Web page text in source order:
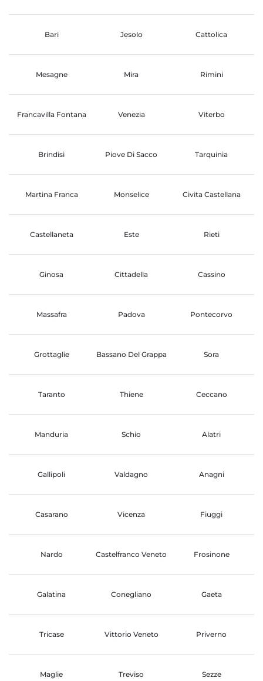
Bari Jesolo Cattolica
Mesagne Mira Rimini
Francavilla Fontana Venezia Viterbo
Brindisi Piove Di Sacco Tarquinia
Martina Franca Monselice Civita Castellana
Castellaneta Este Rieti
Ginosa Cittadella Cassino
Massafra Padova Pontecorvo
Grottaglie Bassano Del Grappa Sora
Taranto Thiene Ceccano
Manduria Schio Alatri
Gallipoli Valdagno Anagni
Casarano Vicenza Fiuggi
Nardo Castelfranco Veneto Frosinone
Galatina Conegliano Gaeta
Tricase Vittorio Veneto Priverno
Maglie Treviso Sezze